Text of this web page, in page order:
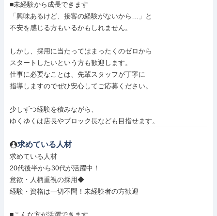
■未経験から成長できます
「興味あるけど、接客の経験がないから…」と
不安を感じる方もいるかもしれません。
しかし、採用に当たってはまったくのゼロから
スタートしたいという方も歓迎します。
仕事に必要なことは、先輩スタッフが丁寧に
指導しますのでぜひ安心してご応募ください。
少しずつ経験を積みながら、
ゆくゆくは店長やブロック長なども目指せます。
求めている人材
求めている人材
20代後半から30代が活躍中！
意欲・人柄重視の採用◆
経験・資格は一切不問！未経験者の方歓迎